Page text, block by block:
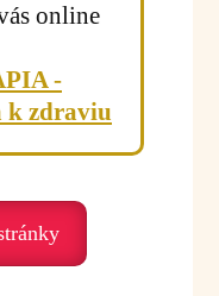
zmesí
najmä v období
online
-
k zdraviu